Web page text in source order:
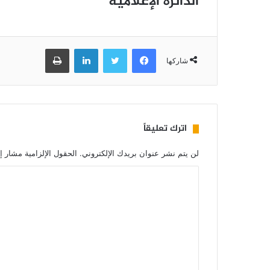
شاركها
فيسبوك تويتر لينكدإن طباعة
اترك تعليقاً
لن يتم نشر عنوان بريدك الإلكتروني. الحقول الإلزامية مشار